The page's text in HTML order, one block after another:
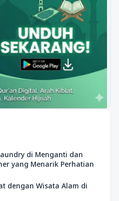
di Menganti dan
yang Menarik Perhatian
dengan Wisata Alam di